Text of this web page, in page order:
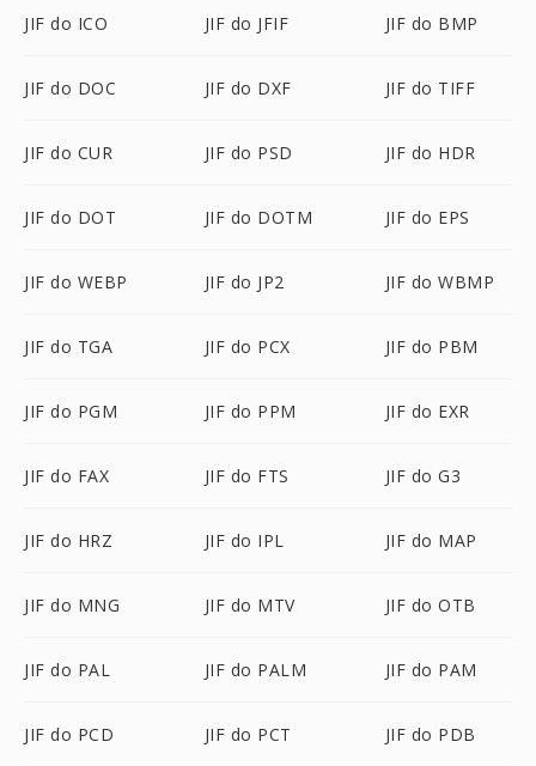
JIF do ICO JIF do JFIF JIF do BMP
JIF do DOC JIF do DXF JIF do TIFF
JIF do CUR JIF do PSD JIF do HDR
JIF do DOT JIF do DOTM JIF do EPS
JIF do WEBP JIF do JP2 JIF do WBMP
JIF do TGA JIF do PCX JIF do PBM
JIF do PGM JIF do PPM JIF do EXR
JIF do FAX JIF do FTS JIF do G3
JIF do HRZ JIF do IPL JIF do MAP
JIF do MNG JIF do MTV JIF do OTB
JIF do PAL JIF do PALM JIF do PAM
JIF do PCD JIF do PCT JIF do PDB